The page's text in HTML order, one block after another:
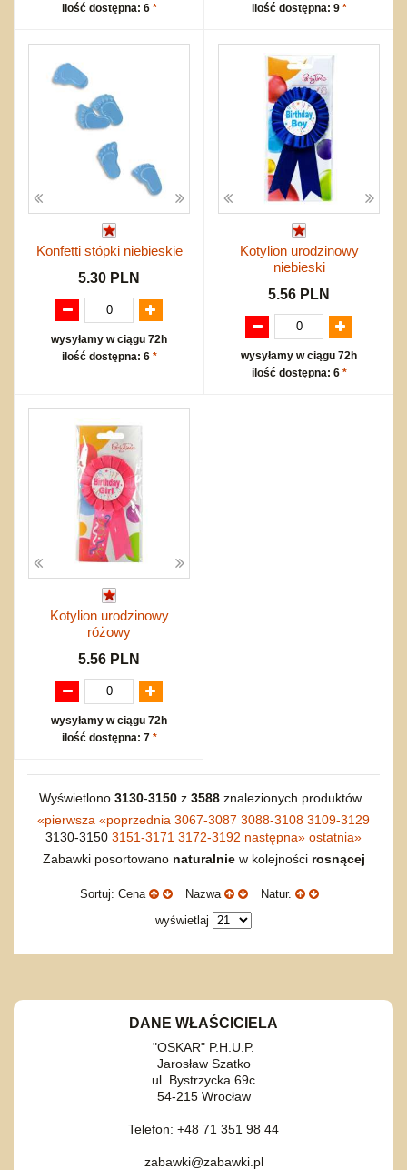
ilość dostępna: 6 *
ilość dostępna: 9 *
Konfetti stópki niebieskie
5.30 PLN
wysyłamy w ciągu 72h
ilość dostępna: 6 *
Kotylion urodzinowy
niebieski
5.56 PLN
wysyłamy w ciągu 72h
ilość dostępna: 6 *
Kotylion urodzinowy
różowy
5.56 PLN
wysyłamy w ciągu 72h
ilość dostępna: 7 *
Wyświetlono 3130-3150z 3588znalezionych produktów
«pierwsza «poprzednia 3067-3087 3088-3108 3109-3129
3130-3150 3151-3171 3172-3192 następna» ostatnia»
Zabawki posortowano naturalniew kolejności rosnącej
Sortuj: Cena Nazwa
Natur.
wyświetlaj
DANE WŁAŚCICIELA
"OSKAR" P.H.U.P.
Jarosław Szatko
ul. Bystrzycka 69c
54-215 Wrocław
Telefon: +48 71 351 98 44
zabawki@zabawki.pl